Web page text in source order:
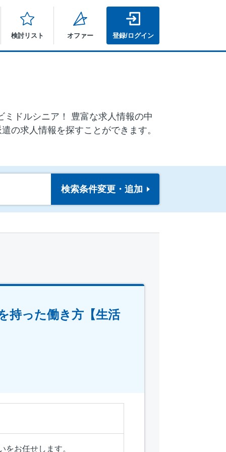
検討リスト オファー 登録/ログイン
ドルシニア！ 豊富な求人情報の中
の求人情報を探すことができます。
検索条件変更・追加
持った働き方【生活
お任せします。